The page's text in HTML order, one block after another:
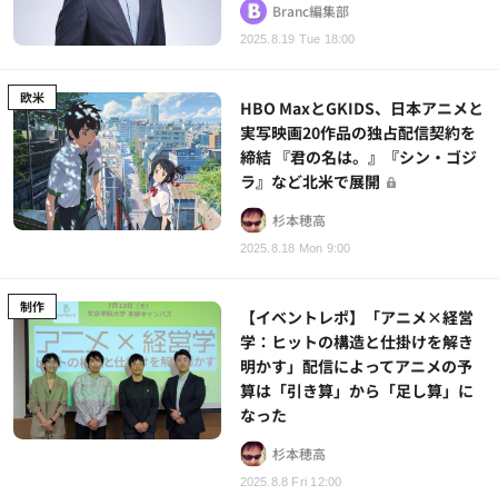
2025.8.19 Tue 18:00
Branc編集部
欧米
2025.8.18 Mon 9:00
HBO MaxとGKIDS、日本アニメと
実写映画20作品の独占配信契約を
締結 『君の名は。』『シン・ゴジ
ラ』など北米で展開
杉本穂高
制作
2025.8.8 Fri 12:00
【イベントレポ】「アニメ×経営
学：ヒットの構造と仕掛けを解き
明かす」配信によってアニメの予
算は「引き算」から「足し算」に
なった
杉本穂高